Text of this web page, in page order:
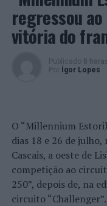
Apesar das
bastante positivo
o seu caminho na
encontrado o
estado patentes nas
pelo Município, na
Teresa Pires tem,
primeira exposição
seu processo criativo.
regressou
vitória do
Publicado 8
Por
Ígor Lopes
O “Millennium
dias 18 e 26 de
Cascais, a oeste de
competição ao
250”, depois de, na
circuito